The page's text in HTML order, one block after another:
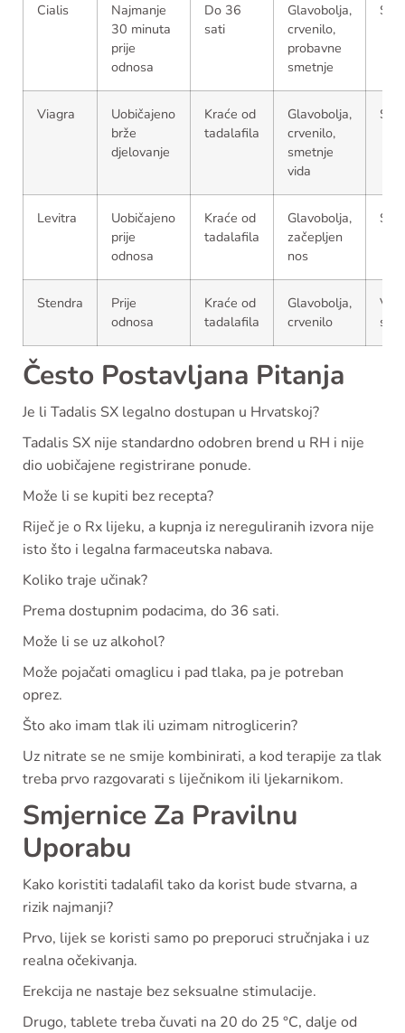
Cialis
Najmanje
30 minuta
prije
odnosa
Do 36
sati
Glavobolja,
crvenilo,
probavne
smetnje
Viagra
Uobičajeno
brže
djelovanje
Kraće od
tadalafila
Glavobolja,
crvenilo,
smetnje
vida
Levitra
Uobičajeno
prije
odnosa
Kraće od
tadalafila
Glavobolja,
začepljen
nos
Stendra
Prije
odnosa
Kraće od
tadalafila
Glavobolja,
crvenilo
Često Postavljana Pitanja
Je li Tadalis SX legalno dostupan u Hrvatskoj?
Tadalis SX nije standardno odobren brend u RH i nije
dio uobičajene registrirane ponude.
Može li se kupiti bez recepta?
Riječ je o Rx lijeku, a kupnja iz nereguliranih izvora nije
isto što i legalna farmaceutska nabava.
Koliko traje učinak?
Prema dostupnim podacima, do 36 sati.
Može li se uz alkohol?
Može pojačati omaglicu i pad tlaka, pa je potreban
oprez.
Što ako imam tlak ili uzimam nitroglicerin?
Uz nitrate se ne smije kombinirati, a kod terapije za tlak
treba prvo razgovarati s liječnikom ili ljekarnikom.
Smjernice Za Pravilnu
Uporabu
Kako koristiti tadalafil tako da korist bude stvarna, a
rizik najmanji?
Prvo, lijek se koristi samo po preporuci stručnjaka i uz
realna očekivanja.
Erekcija ne nastaje bez seksualne stimulacije.
Drugo, tablete treba čuvati na 20 do 25 °C, dalje od